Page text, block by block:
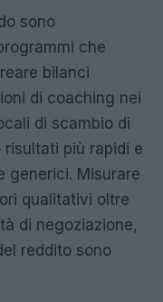
sono
che
bilanci
di coaching nei
di scambio di
più rapidi e
generici. Misurare
qualitativi oltre
di negoziazione,
reddito sono